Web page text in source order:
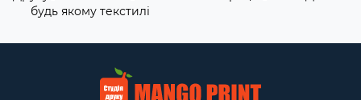
будь якому текстилі